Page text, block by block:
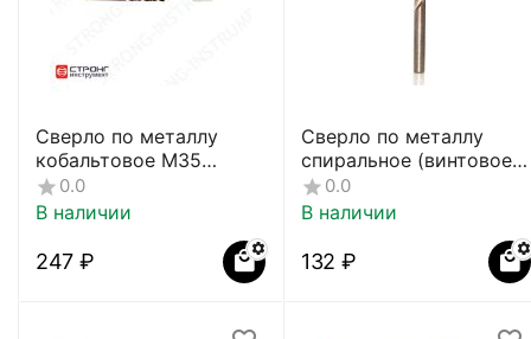
Сверло по металлу
кобальтовое M35
(многогранная заточка)
СТС-054
0.0
В наличии
‍247‍ ₽
Сверло по металлу
спиральное (винтовое)
СТС-034
0.0
В наличии
‍132‍ ₽